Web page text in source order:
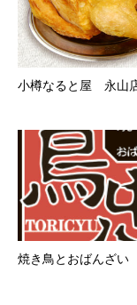
小樽なると屋 永山
焼き鳥とおばんざ